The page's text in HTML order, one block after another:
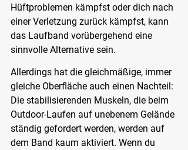
Hüftproblemen kämpfst oder dich nach
einer Verletzung zurück kämpfst, kann
das Laufband vorübergehend eine
sinnvolle Alternative sein.
Allerdings hat die gleichmäßige, immer
gleiche Oberfläche auch einen Nachteil:
Die stabilisierenden Muskeln, die beim
Outdoor-Laufen auf unebenem Gelände
ständig gefordert werden, werden auf
dem Band kaum aktiviert. Wenn du